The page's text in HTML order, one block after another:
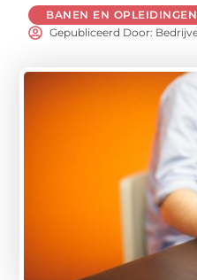
BANEN EN OPLEIDINGEN
Gepubliceerd Door: